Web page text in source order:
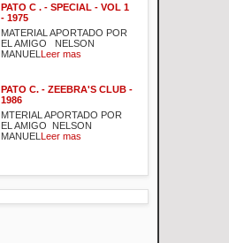
PATO C . - SPECIAL - VOL 1
- 1975
MATERIAL APORTADO POR
EL AMIGO NELSON
MANUEL Leer mas
PATO C. - ZEEBRA'S CLUB -
1986
MTERIAL APORTADO POR
EL AMIGO NELSON
MANUEL Leer mas